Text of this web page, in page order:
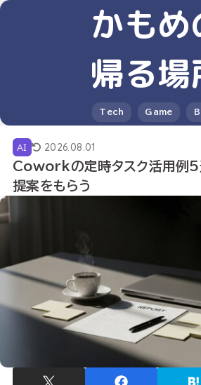
かもめ
帰る場
Tech Game
AI 2026.08.01
Coworkの定時タスク活用例5
提案をもらう